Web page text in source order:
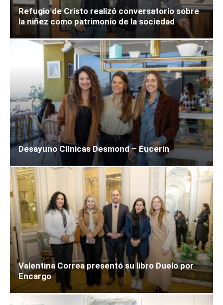
Refugio de Cristo realizó conversatorio sobre
la niñez como patrimonio de la sociedad
Desayuno Clínicas Desmond – Eucerin
Valentina Correa presentó su libro Duelo por
Encargo